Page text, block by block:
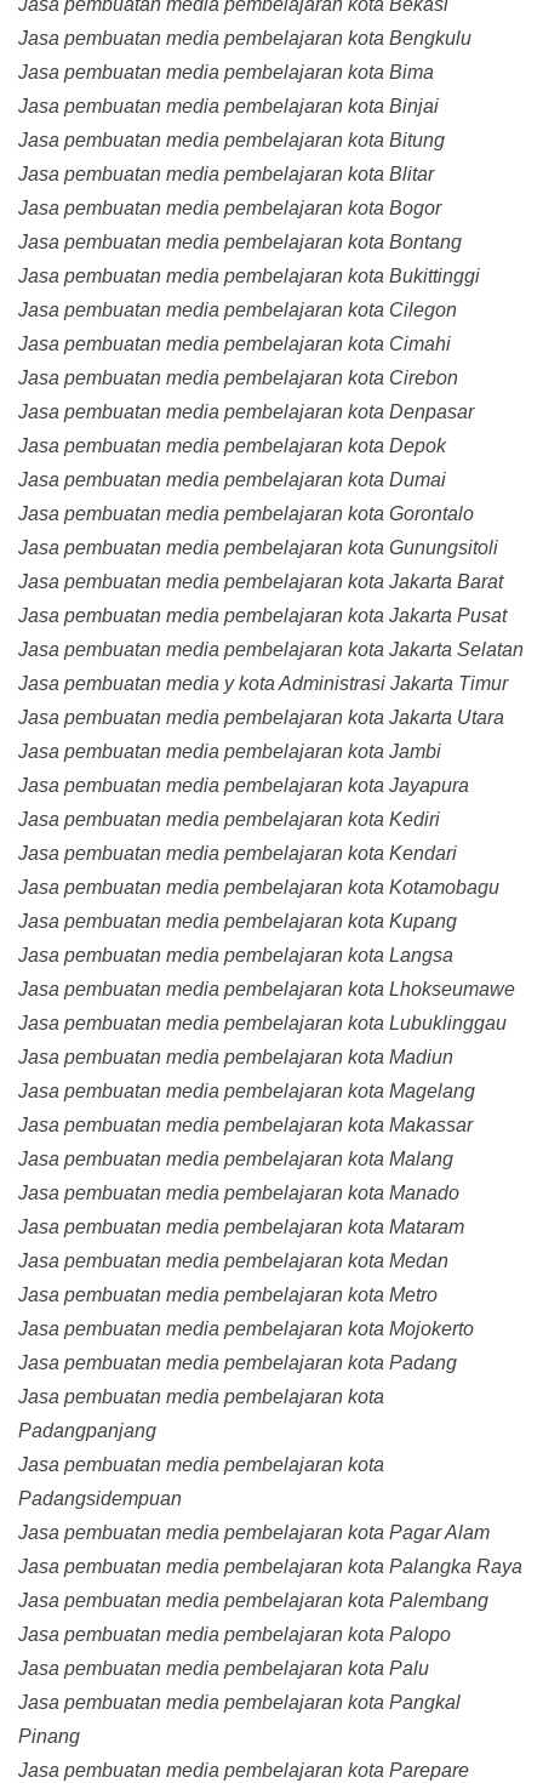
Jasa pembuatan media pembelajaran kota Bekasi
Jasa pembuatan media pembelajaran kota Bengkulu
Jasa pembuatan media pembelajaran kota Bima
Jasa pembuatan media pembelajaran kota Binjai
Jasa pembuatan media pembelajaran kota Bitung
Jasa pembuatan media pembelajaran kota Blitar
Jasa pembuatan media pembelajaran kota Bogor
Jasa pembuatan media pembelajaran kota Bontang
Jasa pembuatan media pembelajaran kota Bukittinggi
Jasa pembuatan media pembelajaran kota Cilegon
Jasa pembuatan media pembelajaran kota Cimahi
Jasa pembuatan media pembelajaran kota Cirebon
Jasa pembuatan media pembelajaran kota Denpasar
Jasa pembuatan media pembelajaran kota Depok
Jasa pembuatan media pembelajaran kota Dumai
Jasa pembuatan media pembelajaran kota Gorontalo
Jasa pembuatan media pembelajaran kota Gunungsitoli
Jasa pembuatan media pembelajaran kota Jakarta Barat
Jasa pembuatan media pembelajaran kota Jakarta Pusat
Jasa pembuatan media pembelajaran kota Jakarta Selatan
Jasa pembuatan media y kota Administrasi Jakarta Timur
Jasa pembuatan media pembelajaran kota Jakarta Utara
Jasa pembuatan media pembelajaran kota Jambi
Jasa pembuatan media pembelajaran kota Jayapura
Jasa pembuatan media pembelajaran kota Kediri
Jasa pembuatan media pembelajaran kota Kendari
Jasa pembuatan media pembelajaran kota Kotamobagu
Jasa pembuatan media pembelajaran kota Kupang
Jasa pembuatan media pembelajaran kota Langsa
Jasa pembuatan media pembelajaran kota Lhokseumawe
Jasa pembuatan media pembelajaran kota Lubuklinggau
Jasa pembuatan media pembelajaran kota Madiun
Jasa pembuatan media pembelajaran kota Magelang
Jasa pembuatan media pembelajaran kota Makassar
Jasa pembuatan media pembelajaran kota Malang
Jasa pembuatan media pembelajaran kota Manado
Jasa pembuatan media pembelajaran kota Mataram
Jasa pembuatan media pembelajaran kota Medan
Jasa pembuatan media pembelajaran kota Metro
Jasa pembuatan media pembelajaran kota Mojokerto
Jasa pembuatan media pembelajaran kota Padang
Jasa pembuatan media pembelajaran kota
Padangpanjang
Jasa pembuatan media pembelajaran kota
Padangsidempuan
Jasa pembuatan media pembelajaran kota Pagar Alam
Jasa pembuatan media pembelajaran kota Palangka Raya
Jasa pembuatan media pembelajaran kota Palembang
Jasa pembuatan media pembelajaran kota Palopo
Jasa pembuatan media pembelajaran kota Palu
Jasa pembuatan media pembelajaran kota Pangkal
Pinang
Jasa pembuatan media pembelajaran kota Parepare